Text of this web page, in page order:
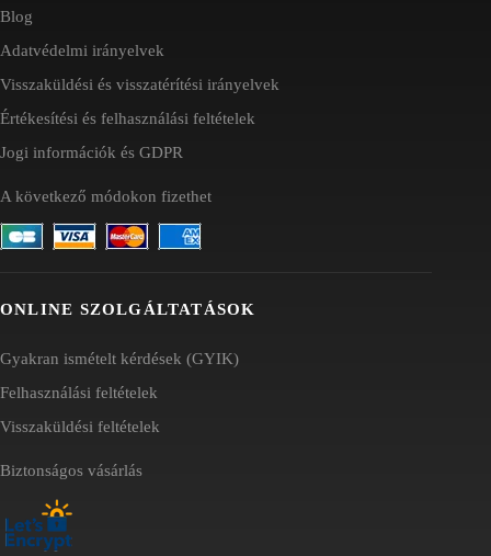
Blog
Adatvédelmi irányelvek
Visszaküldési és visszatérítési irányelvek
Értékesítési és felhasználási feltételek
Jogi információk és GDPR
A következő módokon fizethet
ONLINE SZOLGÁLTATÁSOK
Gyakran ismételt kérdések (GYIK)
Felhasználási feltételek
Visszaküldési feltételek
Biztonságos vásárlás